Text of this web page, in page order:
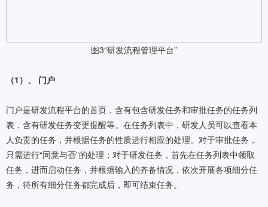
图3“研发流程管理平台”
（1）、 门户
门户是研发流程平台的首页，含有包含研发任务和审批任务的任务列
表，含有研发任务变更提醒等。在任务列表中，研发人员可以查看本
人负责的任务，并根据任务的性质进行相应的处理。对于审批任务，
只需进行“同意与否”的处理；对于研发任务，首先在任务列表中领取
任务，进而启动任务，并根据输入的齐备情况，依次开展各项细分任
务，待所有细分任务都完成后，即可结束任务。